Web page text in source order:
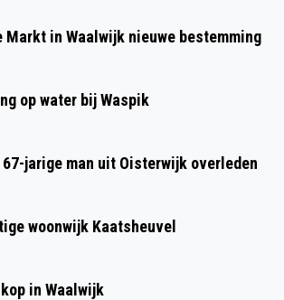
TEGEN RW OBERHAUSEN
in Waalwijk nieuwe bestemming
op water bij Waspik
jarige man uit Oisterwijk overleden
woonwijk Kaatsheuvel
in Waalwijk